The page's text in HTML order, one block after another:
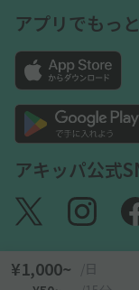
¥1,000~
/日
アプリでもっ
アキッパ公式